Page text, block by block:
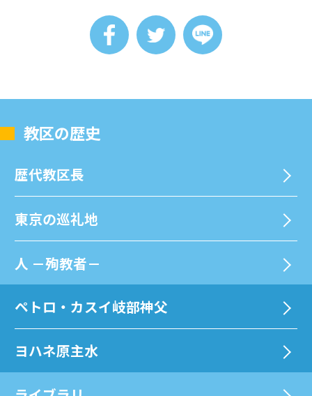
教区の歴史
歴代教区⻑
東京の巡礼地
⼈ －殉教者－
ペトロ・カスイ岐部神父
ヨハネ原主水